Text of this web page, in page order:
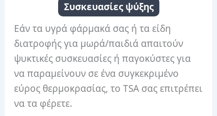
Συσκευασίες ψύξης
Εάν τα υγρά φάρμακά σας ή τα είδη
διατροφής για μωρά/παιδιά απαιτούν
ψυκτικές συσκευασίες ή παγοκύστες για
να παραμείνουν σε ένα συγκεκριμένο
εύρος θερμοκρασίας, το TSA σας επιτρέπει
να τα φέρετε.